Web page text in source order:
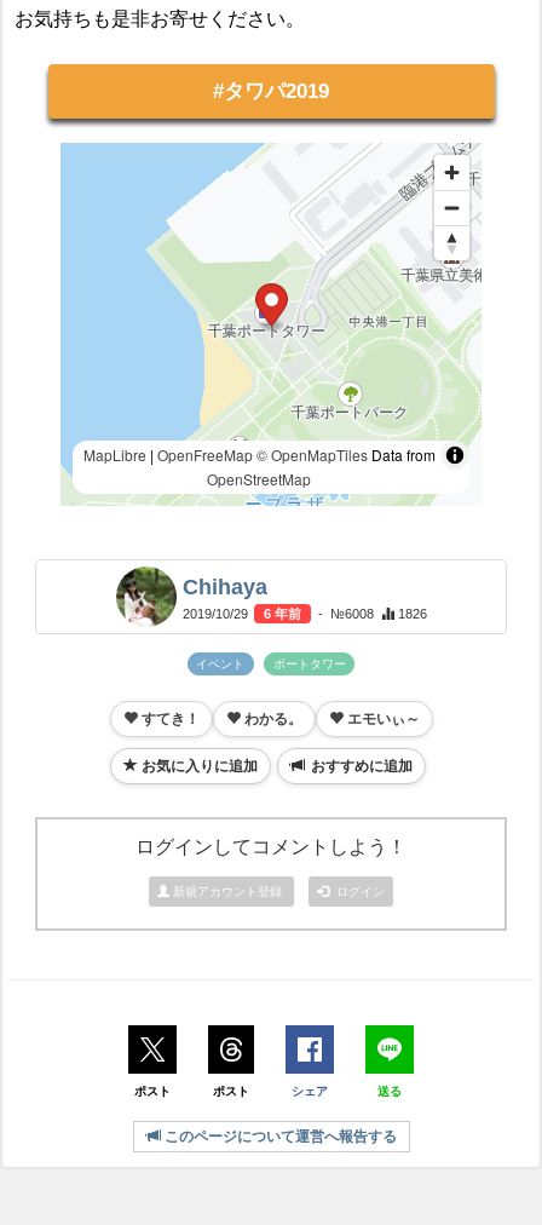
お気持ちも是非お寄せください。
#タワパ2019
MapLibre | OpenFreeMap © OpenMapTilesData from
OpenStreetMap
Chihaya
2019/10/29 6 年前 - №6008 1826
イベント ポートタワー
すてき！ わかる。 エモいぃ～
お気に入りに追加 おすすめに追加
ログインしてコメントしよう！
新規アカウント登録 ログイン
ポスト ポスト シェア 送る
このページについて運営へ報告する